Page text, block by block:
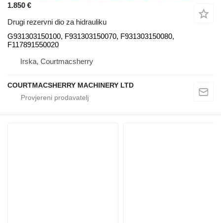
1.850 €
Drugi rezervni dio za hidrauliku
G931303150100, F931303150070, F931303150080,
F117891550020
Irska, Courtmacsherry
COURTMACSHERRY MACHINERY LTD